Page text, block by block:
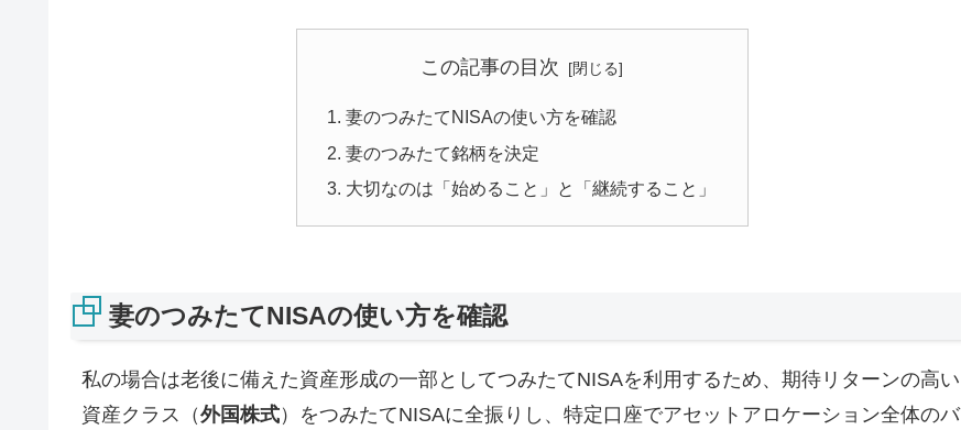
この記事の目次
妻のつみたてNISAの使い方を確認
妻のつみたて銘柄を決定
大切なのは「始めること」と「継続すること」
妻のつみたてNISAの使い方を確認
私の場合は老後に備えた資産形成の一部としてつみたてNISAを利用するため、期待リターンの高い
資産クラス（外国株式）をつみたてNISAに全振りし、特定口座でアセットアロケーション全体のバ